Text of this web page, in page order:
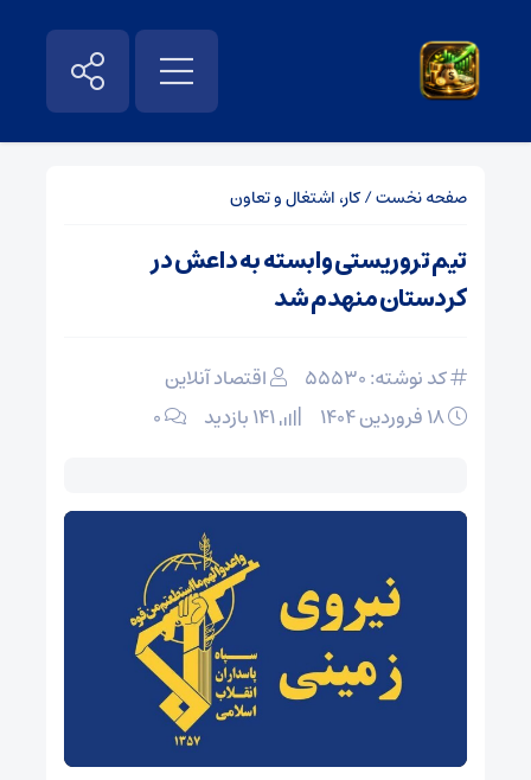
صفحه نخست/کار، اشتغال و تعاون
تیم تروریستی وابسته به داعش در
کردستان منهدم شد
کد نوشته: 55530
اقتصاد آنلاین
۰